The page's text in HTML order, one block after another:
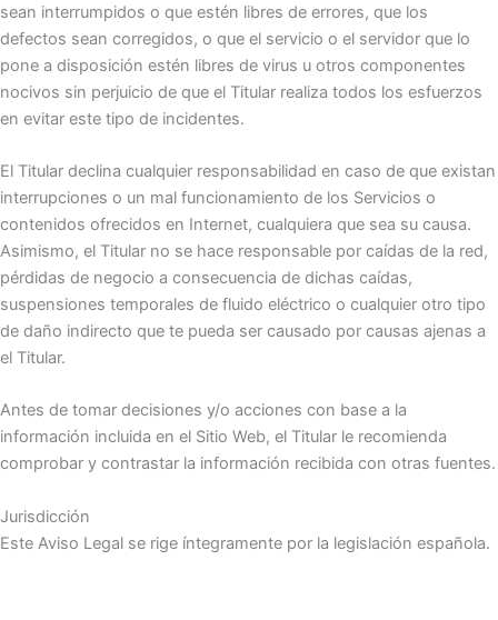
sean interrumpidos o que estén libres de errores, que los
defectos sean corregidos, o que el servicio o el servidor que lo
pone a disposición estén libres de virus u otros componentes
nocivos sin perjuicio de que el Titular realiza todos los esfuerzos
en evitar este tipo de incidentes.
El Titular declina cualquier responsabilidad en caso de que existan
interrupciones o un mal funcionamiento de los Servicios o
contenidos ofrecidos en Internet, cualquiera que sea su causa.
Asimismo, el Titular no se hace responsable por caídas de la red,
pérdidas de negocio a consecuencia de dichas caídas,
suspensiones temporales de fluido eléctrico o cualquier otro tipo
de daño indirecto que te pueda ser causado por causas ajenas a
el Titular.
Antes de tomar decisiones y/o acciones con base a la
información incluida en el Sitio Web, el Titular le recomienda
comprobar y contrastar la información recibida con otras fuentes.
Jurisdicción
Este Aviso Legal se rige íntegramente por la legislación española.